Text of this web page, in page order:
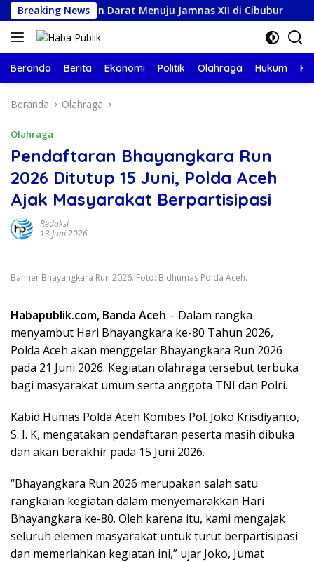
Langsung
ke
konten
Breaking News
Perjalanan Darat Menuju Jamnas XII di Cibubur
Beranda Berita Ekonomi Politik Olahraga Hukum
Beranda Olahraga
Olahraga
Pendaftaran Bhayangkara Run
2026 Ditutup 15 Juni, Polda Aceh
Ajak Masyarakat Berpartisipasi
Redaksi
13 Juni 2026
Banner Bhayangkara Run 2026. Foto: Bidhumas Polda Aceh.
Habapublik.com, Banda Aceh – Dalam rangka
menyambut Hari Bhayangkara ke-80 Tahun 2026,
Polda Aceh akan menggelar Bhayangkara Run 2026
pada 21 Juni 2026. Kegiatan olahraga tersebut terbuka
bagi masyarakat umum serta anggota TNI dan Polri.
Kabid Humas Polda Aceh Kombes Pol. Joko Krisdiyanto,
S. I. K, mengatakan pendaftaran peserta masih dibuka
dan akan berakhir pada 15 Juni 2026.
“Bhayangkara Run 2026 merupakan salah satu
rangkaian kegiatan dalam menyemarakkan Hari
Bhayangkara ke-80. Oleh karena itu, kami mengajak
seluruh elemen masyarakat untuk turut berpartisipasi
dan memeriahkan kegiatan ini,” ujar Joko, Jumat